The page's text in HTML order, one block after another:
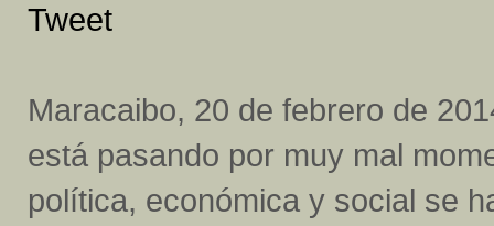
Tweet
Maracaibo, 20 de febrero de
está pasando por muy mal
política, económica y social se